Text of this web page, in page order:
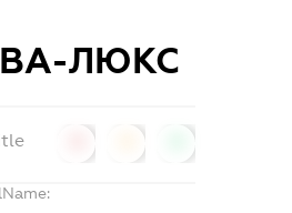
ЛЮКС